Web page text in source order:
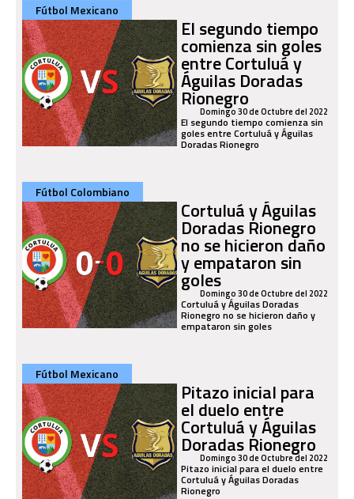
Fútbol Mexicano
El segundo tiempo
comienza sin goles
entre Cortuluá y
Águilas Doradas
Rionegro
Domingo 30 de Octubre del 2022
El segundo tiempo comienza sin
goles entre Cortuluá y Águilas
Doradas Rionegro
Fútbol Colombiano
Cortuluá y Águilas
Doradas Rionegro
no se hicieron daño
y empataron sin
golesDomingo 30 de Octubre del 2022
Cortuluá y Águilas Doradas
Rionegro no se hicieron daño y
empataron sin goles
Fútbol Mexicano
Pitazo inicial para
el duelo entre
Cortuluá y Águilas
Doradas Rionegro
Domingo 30 de Octubre del 2022
Pitazo inicial para el duelo entre
Cortuluá y Águilas Doradas
Rionegro